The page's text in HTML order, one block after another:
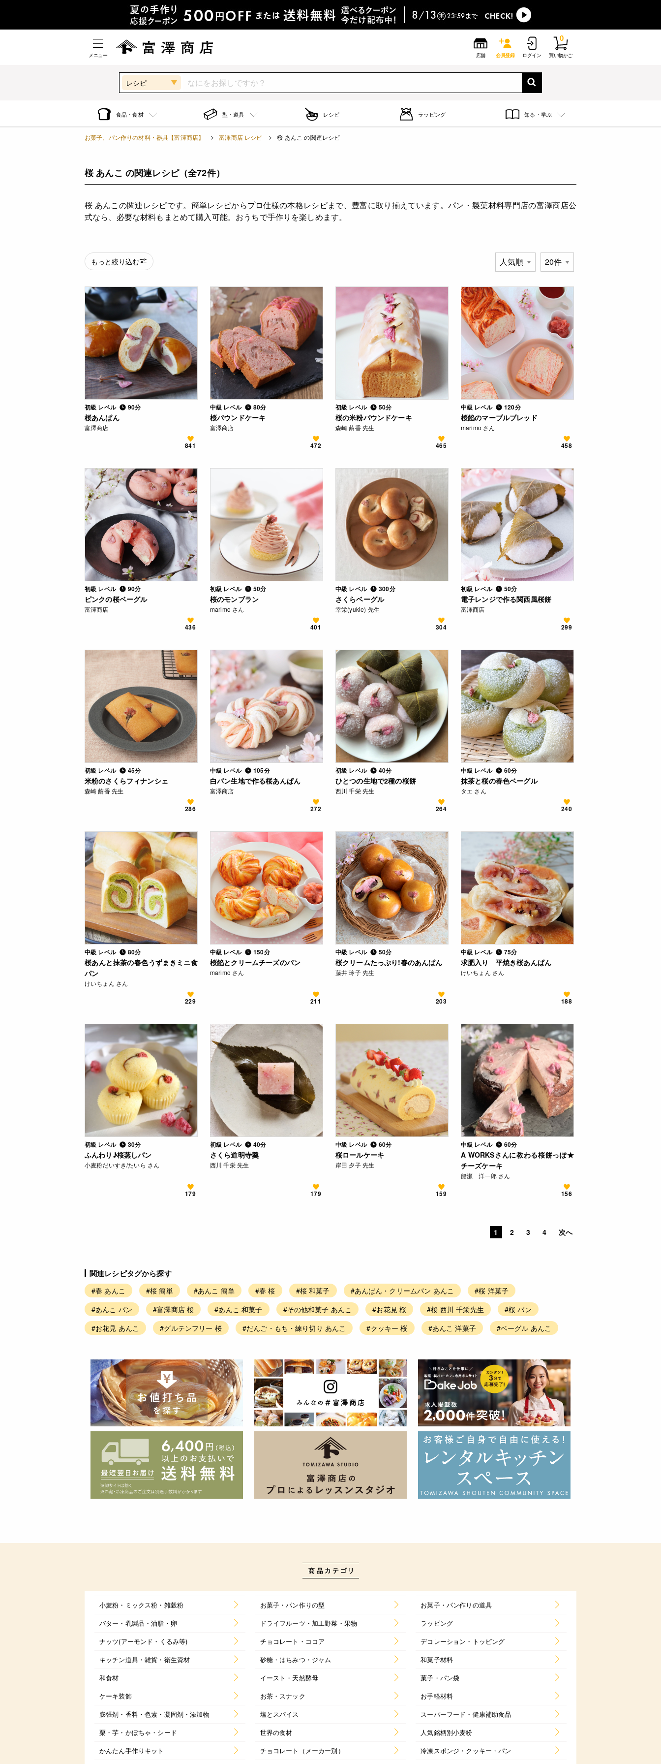
メニュー 店舗 会員登録 ログイン 買い物かご
0
レシピ
食品・食材 型・道具 レシピ ラッピング 知る・学ぶ
お菓子、パン作りの材料・器具【富澤商店】 富澤商店 レシピ 桜 あんこ の関連レシピ
桜 あんこ の関連レシピ（全72件）
桜 あんこの関連レシピです。簡単レシピからプロ仕様の本格レシピまで、豊富に取り揃えています。パン・製菓材料専門店の富澤商店公
式なら、必要な材料もまとめて購入可能。おうちで手作りを楽しめます。
もっと絞り込む
初級 レベル 90分
桜あんぱん
富澤商店
841
中級 レベル 80分
桜パウンドケーキ
富澤商店
472
初級 レベル 50分
桜の米粉パウンドケーキ
森崎 繭香 先生
465
中級 レベル 120分
桜餡のマーブルブレッド
marimo さん
458
初級 レベル 90分
ピンクの桜ベーグル
富澤商店
436
初級 レベル 50分
桜のモンブラン
marimo さん
401
中級 レベル 300分
さくらベーグル
幸栄(yukie) 先生
304
初級 レベル 50分
電子レンジで作る関西風桜餅
富澤商店
299
初級 レベル 45分
米粉のさくらフィナンシェ
森崎 繭香 先生
286
中級 レベル 105分
白パン生地で作る桜あんぱん
富澤商店
272
初級 レベル 40分
ひとつの生地で2種の桜餅
西川 千栄 先生
264
中級 レベル 60分
抹茶と桜の春色ベーグル
タエ さん
240
中級 レベル 80分
桜あんと抹茶の春色うずまきミニ食
パン
けいちょん さん
229
中級 レベル 150分
桜餡とクリームチーズのパン
marimo さん
211
中級 レベル 50分
桜クリームたっぷり!春のあんぱん
藤井 玲子 先生
203
中級 レベル 75分
求肥入り 平焼き桜あんぱん
けいちょん さん
188
初級 レベル 30分
ふんわり♪桜蒸しパン
小麦粉だいすき/たいら さん
179
初級 レベル 40分
さくら道明寺羹
西川 千栄 先生
179
中級 レベル 60分
桜ロールケーキ
岸田 夕子 先生
159
中級 レベル 60分
A WORKSさんに教わる桜餅っぽ★
チーズケーキ
船瀬 洋一郎 さん
156
1 2 3 4 次へ
関連レシピタグから探す
#春 あんこ #桜 簡単 #あんこ 簡単 #春 桜 #桜 和菓子 #あんぱん・クリームパン あんこ
#桜 洋菓子
#あんこ パン
#富澤商店 桜 #あんこ 和菓子 #その他和菓子 あんこ #お花見 桜 #桜 西川 千栄先生
#桜 パン
#お花見 あんこ
#グルテンフリー 桜 #だんご・もち・練り切り あんこ #クッキー 桜 #あんこ 洋菓子 #ベーグル あんこ
小麦粉・ミックス粉・雑穀粉 お菓子・パン作りの型
お菓子・パン作りの道具
バター・乳製品・油脂・卵
ドライフルーツ・加工野菜・果物
ラッピング
ナッツ(アーモンド・くるみ等)
チョコレート・ココア
デコレーション・トッピング
キッチン道具・雑貨・衛生資材
砂糖・はちみつ・ジャム
和菓子材料
和食材
イースト・天然酵母
菓子・パン袋
ケーキ装飾
お茶・スナック
お手軽材料
膨張剤・香料・色素・凝固剤・添加物
塩とスパイス
スーパーフード・健康補助食品
栗・芋・かぼちゃ・シード
世界の食材
人気銘柄別小麦粉
かんたん手作りキット
チョコレート（メーカー別）
冷凍スポンジ・クッキー・パン